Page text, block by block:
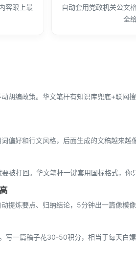
容跟上最
自动套用党政机关公文
全
胡编政策。华文笔杆有知识库兜底+联网
偏好和行文风格，后面生成的文稿越来越
被打回。华文笔杆一键套用国标格式，你
提炼要点、归纳结论，5分钟出一篇像模像
一篇稿子花30-50积分，相当于每天白嫖